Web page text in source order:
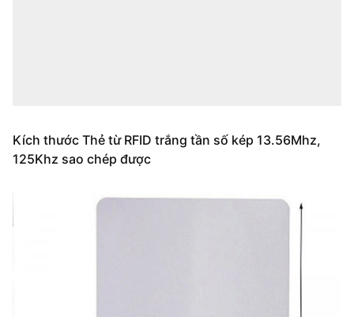
Kích thước Thẻ từ RFID trắng tần số kép 13.56Mhz,
125Khz sao chép được